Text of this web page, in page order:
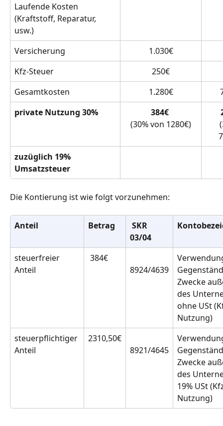
Laufende Kosten
(Kraftstoff, Reparatur,
usw.)
Versicherung
1.030€
Kfz-Steuer
250€
Gesamtkosten
1.280€
private Nutzung 30%
384€
(30% von 1280€)
zuzüglich 19%
Umsatzsteuer
Die Kontierung ist wie folgt vorzunehmen:
Anteil Betrag
03/04
steuerfreier
Anteil
384€
8924/4639
Zwecke
des
ohne USt
Nutzung)
steuerpflichtiger
Anteil
2310,50€
8921/4645
Zwecke
des
19% USt
Nutzung)